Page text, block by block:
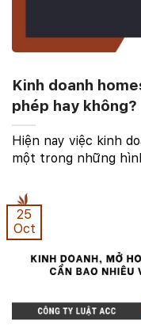
Kinh doanh
phép hay không?
Hiện nay việc kinh
một trong những
nhiều loại dịch vụ
25
Oct